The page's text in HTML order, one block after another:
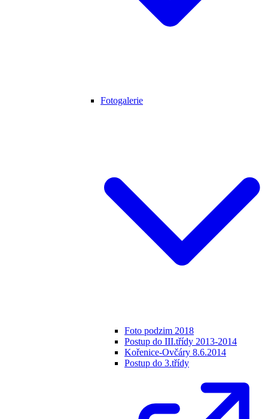
Fotogalerie
Foto podzim 2018
Postup do III.třídy 2013-2014
Kořenice-Ovčáry 8.6.2014
Postup do 3.třídy